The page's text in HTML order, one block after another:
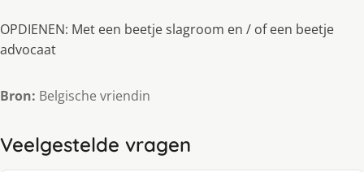
OPDIENEN: Met een beetje slagroom en / of een beetje
advocaat
Bron: Belgische vriendin
Veelgestelde vragen